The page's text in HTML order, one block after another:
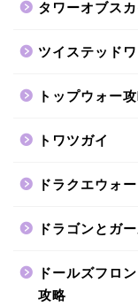
タワーオブス
ツイステッド
トップウォー
トワツガイ
ドラクエウォ
ドラゴンとガ
ドールズフロ
攻略